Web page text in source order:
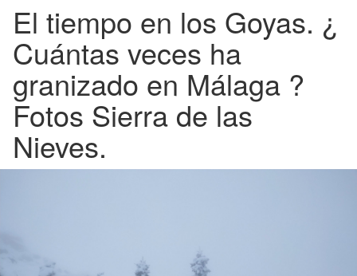
El tiempo en los Goyas. ¿
Cuántas veces ha
granizado en Málaga ?
Fotos Sierra de las
Nieves.